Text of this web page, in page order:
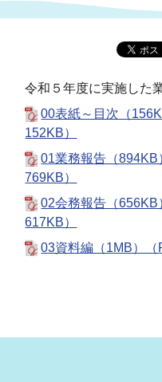
令和５年度に実施した
00表紙～目次（
152KB）
01業務報告（
769KB）
02会務報告（
617KB）
03資料編（1MB）（